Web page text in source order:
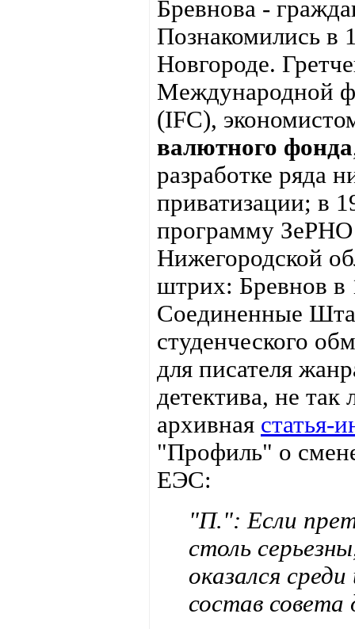
Бревнова -
Познакомились в
Новгороде.
Международной
(IFC),
валютного фонда
разработке ряда
приватизации; в
программу ЗеРНО
Нижегородской
штрих: Бревнов в
Соединенные
студенческого
для писателя
детектива, не так
архивная статья-
"Профиль" о
ЕЭС:
"П.": Если
столь
оказался
состав совета